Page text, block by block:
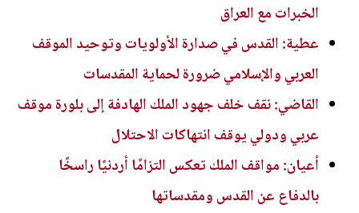
الخبرات مع العراق
عطية: القدس في صدارة الأولويات وتوحيد الموقف
العربي والإسلامي ضرورة لحماية المقدسات
القاضي: نقف خلف جهود الملك الهادفة إلى بلورة موقف
عربي ودولي يوقف انتهاكات الاحتلال
أعيان: مواقف الملك تعكس التزامًا أردنيًا راسخًا
بالدفاع عن القدس ومقدساتها